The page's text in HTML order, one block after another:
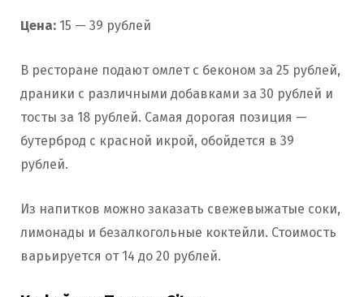
Цена: 15 — 39 рублей
В ресторане подают омлет с беконом за 25 рублей,
драники с различными добавками за 30 рублей и
тосты за 18 рублей. Самая дорогая позиция —
бутерброд с красной икрой, обойдется в 39
рублей.
Из напитков можно заказать свежевыжатые соки,
лимонады и безалкогольные коктейли. Стоимость
варьируется от 14 до 20 рублей.